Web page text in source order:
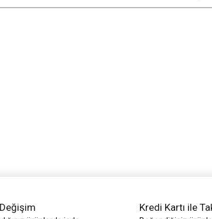
Kredi Kartı ile